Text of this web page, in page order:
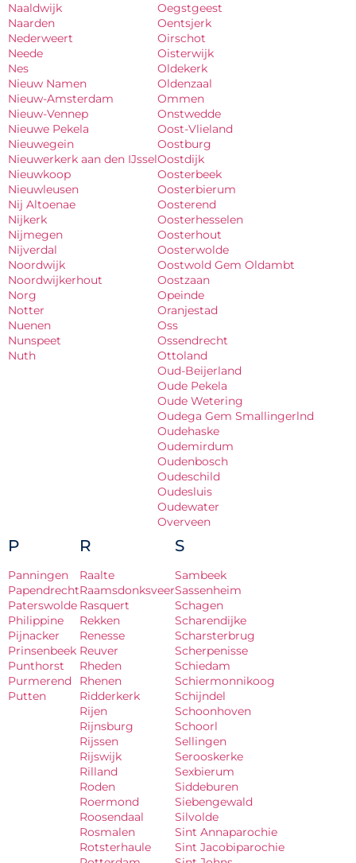
Naaldwijk
Naarden
Nederweert
Neede
Nes
Nieuw Namen
Nieuw-Amsterdam
Nieuw-Vennep
Nieuwe Pekela
Nieuwegein
Nieuwerkerk aan den IJssel
Nieuwkoop
Nieuwleusen
Nij Altoenae
Nijkerk
Nijmegen
Nijverdal
Noordwijk
Noordwijkerhout
Norg
Notter
Nuenen
Nunspeet
Nuth
Oegstgeest
Oentsjerk
Oirschot
Oisterwijk
Oldekerk
Oldenzaal
Ommen
Onstwedde
Oost-Vlieland
Oostburg
Oostdijk
Oosterbeek
Oosterbierum
Oosterend
Oosterhesselen
Oosterhout
Oosterwolde
Oostwold Gem Oldambt
Oostzaan
Opeinde
Oranjestad
Oss
Ossendrecht
Ottoland
Oud-Beijerland
Oude Pekela
Oude Wetering
Oudega Gem Smallingerlnd
Oudehaske
Oudemirdum
Oudenbosch
Oudeschild
Oudesluis
Oudewater
Overveen
P
Panningen
Papendrecht
Paterswolde
Philippine
Pijnacker
Prinsenbeek
Punthorst
Purmerend
Putten
R
Raalte
Raamsdonksveer
Rasquert
Rekken
Renesse
Reuver
Rheden
Rhenen
Ridderkerk
Rijen
Rijnsburg
Rijssen
Rijswijk
Rilland
Roden
Roermond
Roosendaal
Rosmalen
Rotsterhaule
S
Sambeek
Sassenheim
Schagen
Scharendijke
Scharsterbrug
Scherpenisse
Schiedam
Schiermonnikoog
Schijndel
Schoonhoven
Schoorl
Sellingen
Serooskerke
Sexbierum
Siddeburen
Siebengewald
Silvolde
Sint Annaparochie
Sint Jacobiparochie